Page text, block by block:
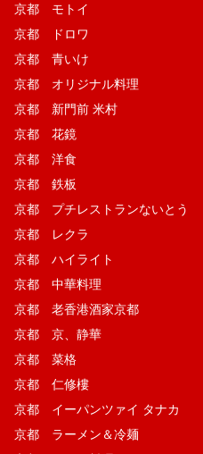
京都 モトイ
京都 ドロワ
京都 青いけ
京都 オリジナル料理
京都 新門前 米村
京都 花鏡
京都 洋食
京都 鉄板
京都 プチレストランないとう
京都 レクラ
京都 ハイライト
京都 中華料理
京都 老香港酒家京都
京都 京、静華
京都 菜格
京都 仁修樓
京都 イーパンツァイ タナカ
京都 ラーメン＆冷麺